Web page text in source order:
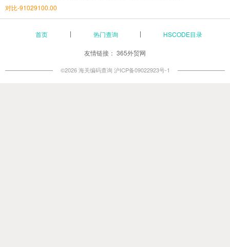
对比-91029100.00
首页 热门查询 HSCODE目录
友情链接： 365外贸网
©2026 海关编码查询 沪ICP备09022923号-1